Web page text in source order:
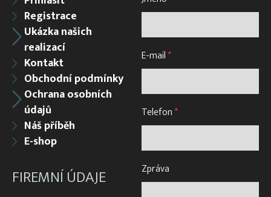
Registrace
Ukázka našich
realizací
Kontakt
Obchodní podmínky
Ochrana osobních
údajů
Náš příběh
E-shop
FIREMNÍ ÚDAJE
E-mail*
Telefon*
Zpráva